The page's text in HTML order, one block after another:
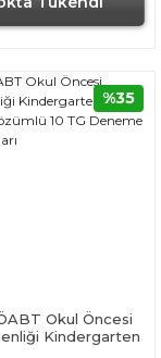
Okul Öncesi
Kindergarten
%35